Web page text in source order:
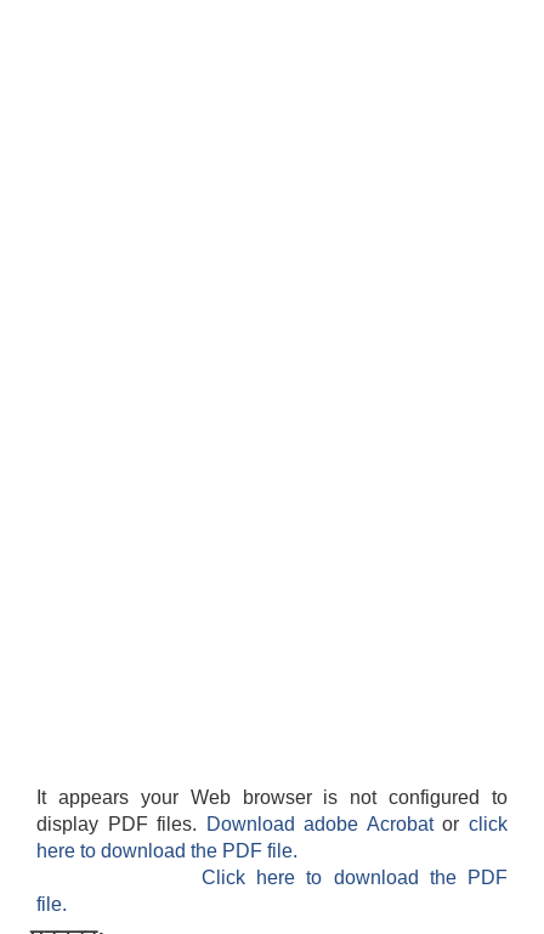
It appears your Web browser is not configured to
display PDF files.
Download adobe Acrobatorclick
here to download the PDF file.
Click here to download the PDF
file.